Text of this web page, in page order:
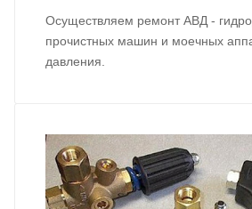
Осуществляем ремонт АВД -
прочистных машин и моечных
давления.